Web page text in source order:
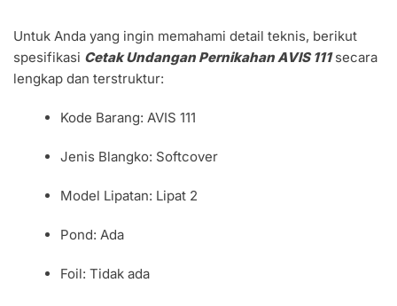
Untuk Anda yang ingin memahami detail teknis, berikut
spesifikasi Cetak Undangan Pernikahan AVIS 111secara
lengkap dan terstruktur:
Kode Barang: AVIS 111
Jenis Blangko: Softcover
Model Lipatan: Lipat 2
Pond: Ada
Foil: Tidak ada